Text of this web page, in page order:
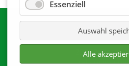
Gemeinde
Marktplatz
29553
Tel.: 05823
Essenziell
Auswahl
Alle